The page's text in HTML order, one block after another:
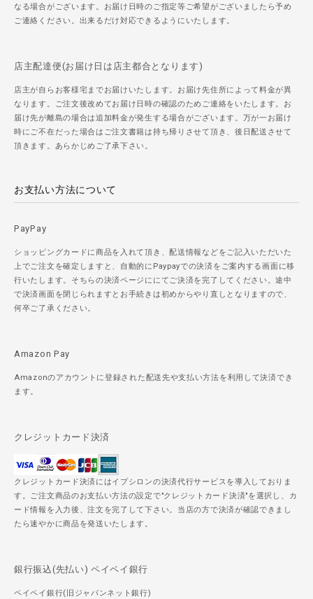
なる場合がございます。お届け日時のご指定等ご希望がございましたら予め
ご連絡ください。出来るだけ対応できるようにいたします。
店主配達便(お届け日は店主都合となります)
店主が自らお客様宅までお届けいたします。お届け先住所によって料金が異
なります。ご注文後改めてお届け日時の確認のためご連絡をいたします。お
届け先が離島の場合は追加料金が発生する場合がございます。万が一お届け
時にご不在だった場合はご注文書籍は持ち帰りさせて頂き、後日配送させて
頂きます。あらかじめご了承下さい。
お支払い方法について
PayPay
ショッピングカードに商品を入れて頂き、配送情報などをご記入いただいた
上でご注文を確定しますと、自動的にPaypayでの決済をご案内する画面に移
行いたします。そちらの決済ページににてご決済を完了してください。途中
で決済画面を閉じられますとお手続きは初めからやり直しとなりますので、
何卒ご了承ください。
Amazon Pay
Amazonのアカウントに登録された配送先や支払い方法を利用して決済でき
ます。
クレジットカード決済
クレジットカード決済にはイプシロンの決済代行サービスを導入しておりま
す。ご注文商品のお支払い方法の設定で"クレジットカード決済"を選択し、カ
ード情報を入力後、注文を完了して下さい。当店の方で決済が確認できまし
たら速やかに商品を発送いたします。
銀行振込(先払い) ペイペイ銀行
ペイペイ銀行(旧ジャパンネット銀行)